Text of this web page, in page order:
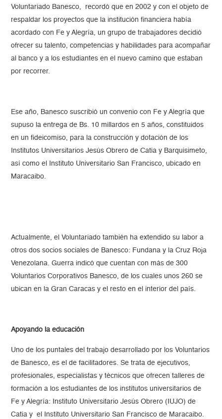
Voluntariado Banesco, recordó que en 2002 y con el objeto de
respaldar los proyectos que la institución financiera había
acordado con Fe y Alegría, un grupo de trabajadores decidió
ofrecer su talento, competencias y habilidades para acompañar
al banco y a los estudiantes en el nuevo camino que estaban
por recorrer.
Ese año, Banesco suscribió un convenio con Fe y Alegría que
supuso la entrega de Bs. 10 millardos en 5 años, constituidos
en un fideicomiso, para la construcción y dotación de los
Institutos Universitarios Jesús Obrero de Catia y Barquisimeto,
así como el Instituto Universitario San Francisco, ubicado en
Maracaibo.
Actualmente, el Voluntariado también ha extendido su labor a
otros dos socios sociales de Banesco: Fundana y la Cruz Roja
Venezolana. Guerra indicó que cuentan con más de 300
Voluntarios Corporativos Banesco, de los cuales unos 260 se
ubican en la Gran Caracas y el resto en el interior del país.
Apoyando la educación
Uno de los puntales del trabajo desarrollado por los Voluntarios
de Banesco, es el de facilitadores. Se trata de ejecutivos,
profesionales, especialistas y técnicos que ofrecen talleres de
formación a los estudiantes de los institutos universitarios de
Fe y Alegría: Instituto Universitario Jesús Obrero (IUJO) de
Catia y el Instituto Universitario San Francisco de Maracaibo.